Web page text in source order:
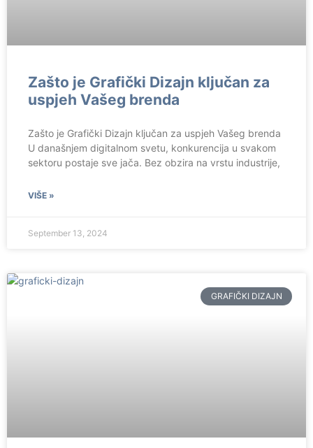
Zašto je Grafički Dizajn ključan za
uspjeh Vašeg brenda
Zašto je Grafički Dizajn ključan za uspjeh Vašeg brenda
U današnjem digitalnom svetu, konkurencija u svakom
sektoru postaje sve jača. Bez obzira na vrstu industrije,
VIŠE »
September 13, 2024
GRAFIČKI DIZAJN